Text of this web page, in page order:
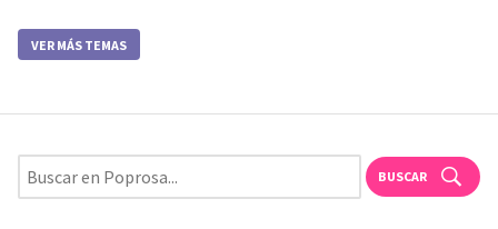
VER MÁS TEMAS
BUSCAR